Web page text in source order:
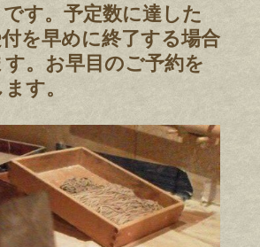
す。予定数に達した
を早めに終了する場合
。お早目のご予約を
す。